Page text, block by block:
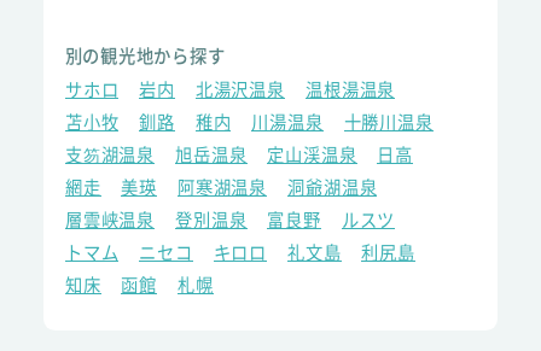
別の観光地から探す
サホロ
岩内 北湯沢温泉
温根湯温泉
苫小牧
釧路 稚内 川湯温泉
十勝川温泉
支笏湖温泉
旭岳温泉 定山渓温泉
日高
網走
美瑛 阿寒湖温泉
洞爺湖温泉
層雲峡温泉
登別温泉 富良野
ルスツ
トマム
ニセコ キロロ 礼文島
利尻島
知床
函館 札幌